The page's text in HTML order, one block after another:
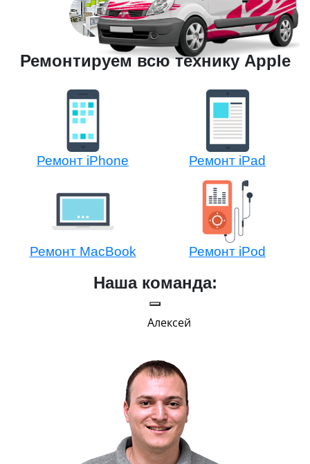
Ремонтируем всю технику Apple
Ремонт iPhone Ремонт iPad
Ремонт MacBook Ремонт iPod
Наша команда:
Алексей